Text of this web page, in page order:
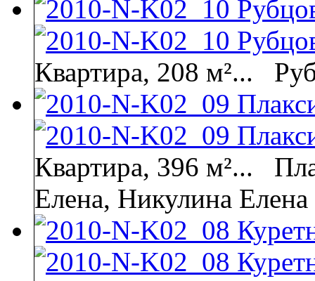
Квартира, 208 м²...
Квартира, 396 м²...
Елена, Никулина Елена